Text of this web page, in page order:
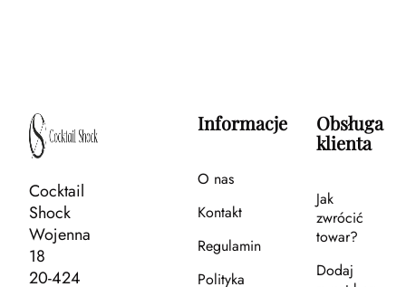
Cocktail
Shock
Wojenna
18
20-424
Informacje
O nas
Kontakt
Regulamin
Polityka
Obsługa
klienta
Jak
zwrócić
towar?
Dodaj